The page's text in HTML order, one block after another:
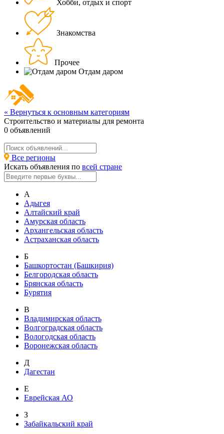
Хобби, отдых и спорт
Знакомства
Прочее
Отдам даром
« Вернуться к основным категориям
Строительство и материалы для ремонта
0 объявлений
Все регионы
Искать объявления по всей стране
А
Адыгея
Алтайский край
Амурская область
Архангельская область
Астраханская область
Б
Башкортостан (Башкирия)
Белгородская область
Брянская область
Бурятия
В
Владимирская область
Волгоградская область
Вологодская область
Воронежская область
Д
Дагестан
Е
Еврейская АО
З
Забайкальский край